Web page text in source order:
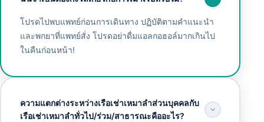
โปรดไปพบแพทย์ก่อนการเดินทาง ปฏิบัติตามคำแนะนำ
และพกยาที่แพทย์สั่ง โปรดอย่าดื่มแอลกอฮอล์มากเกินไป
ในคืนก่อนหน้า!
ความแตกต่างระหว่างเรือเช่าเหมาลำส่วนบุคคลกับ
เรือเช่าเหมาลำทั่วไป/ร่วม/สาธารณะคืออะไร?